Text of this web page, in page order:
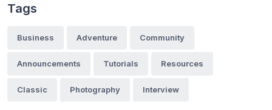
Tags
Business Adventure Community
Announcements Tutorials Resources
Classic Photography Interview